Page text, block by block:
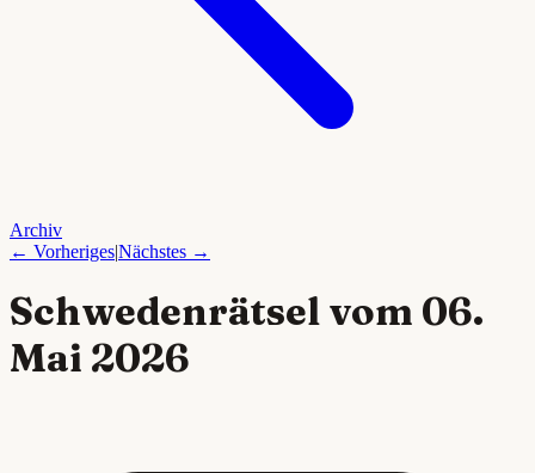
Archiv
← Vorheriges|Nächstes →
Schwedenrätsel vom 06.
Mai 2026